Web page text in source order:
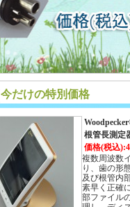
今だけの特別価格
根管長測定
価格(税込
複数周波数
り、歯の形
及び根管内
素早く正確
部ファイル